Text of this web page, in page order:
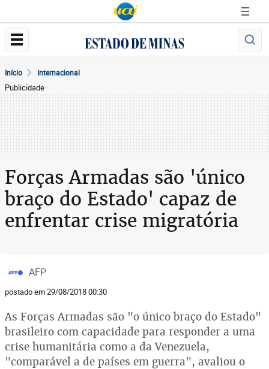
Início Internacional
Publicidade
Forças Armadas são 'único
braço do Estado' capaz de
enfrentar crise migratória
AFP
postado em 29/08/2018 00:30
As Forças Armadas são "o único braço do Estado"
brasileiro com capacidade para responder a uma
crise humanitária como a da Venezuela,
"comparável a de países em guerra", avaliou o